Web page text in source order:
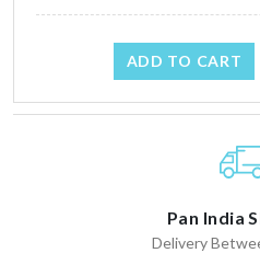
ADD TO CART
Pan India
Delivery